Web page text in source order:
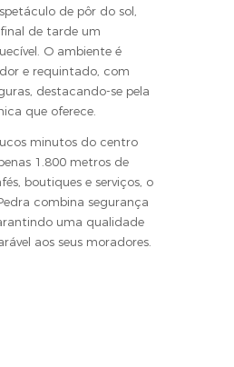
de pôr do sol,
de tarde um
O ambiente é
e requintado, com
destacando-se pela
que oferece.
minutos do centro
1.800 metros de
boutiques e serviços, o
combina segurança
uma qualidade
aos seus moradores.